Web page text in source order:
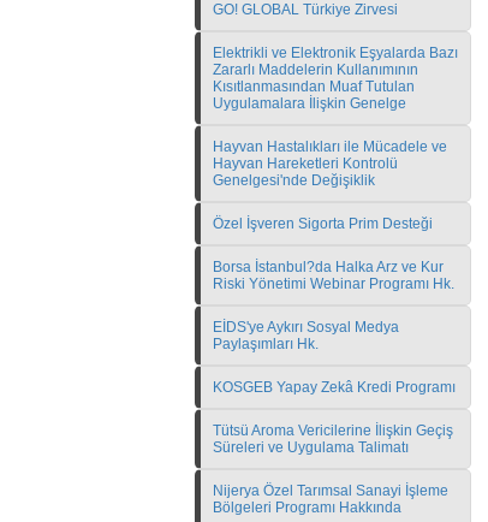
GO! GLOBAL Türkiye Zirvesi
Elektrikli ve Elektronik Eşyalarda Bazı
Zararlı Maddelerin Kullanımının
Kısıtlanmasından Muaf Tutulan
Uygulamalara İlişkin Genelge
Hayvan Hastalıkları ile Mücadele ve
Hayvan Hareketleri Kontrolü
Genelgesi'nde Değişiklik
Özel İşveren Sigorta Prim Desteği
Borsa İstanbul?da Halka Arz ve Kur
Riski Yönetimi Webinar Programı Hk.
EİDS'ye Aykırı Sosyal Medya
Paylaşımları Hk.
KOSGEB Yapay Zekâ Kredi Programı
Tütsü Aroma Vericilerine İlişkin Geçiş
Süreleri ve Uygulama Talimatı
Nijerya Özel Tarımsal Sanayi İşleme
Bölgeleri Programı Hakkında